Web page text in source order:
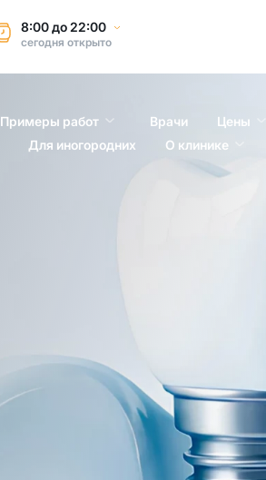
8:00до22:00
сегодняоткрыто
Примеры работ Врачи Цены
Для иногородних О клинике